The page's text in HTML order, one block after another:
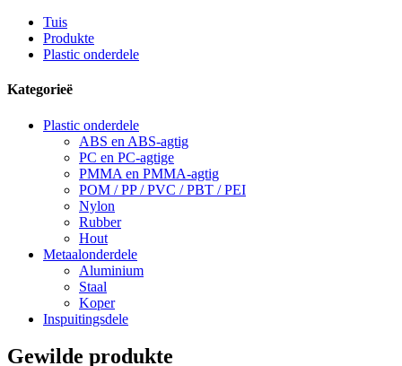
Tuis
Produkte
Plastic onderdele
Kategorieë
Plastic onderdele
ABS en ABS-agtig
PC en PC-agtige
PMMA en PMMA-agtig
POM / PP / PVC / PBT / PEI
Nylon
Rubber
Hout
Metaalonderdele
Aluminium
Staal
Koper
Inspuitingsdele
Gewilde produkte